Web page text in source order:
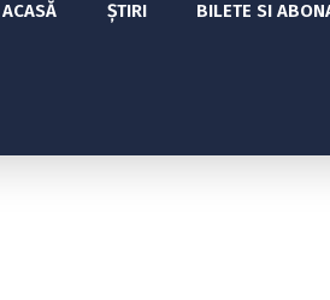
ACASĂ ȘTIRI BILETE SI